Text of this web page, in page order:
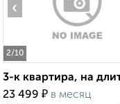
2/10
‹
3-к квартира, на
23 499 ₽ в месяц